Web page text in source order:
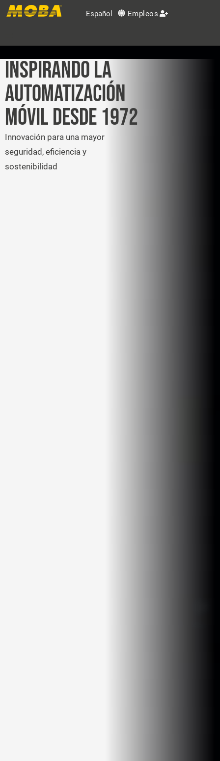
Español Empleos
Soluciones OEM
Productos
Servicio
Grupo MOBA
INSPIRANDO LA
AUTOMATIZACIÓN
MÓVIL DESDE 1972
Innovación para una mayor
seguridad, eficiencia y
sostenibilidad